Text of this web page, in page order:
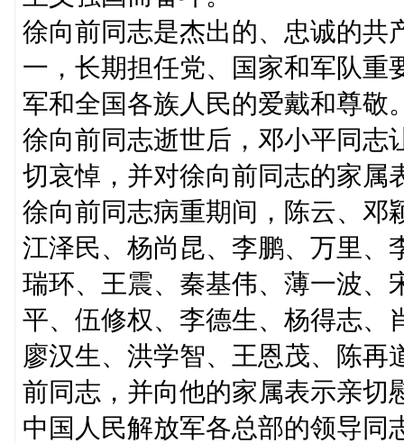
徐向前同志是杰出的、忠诚的共
一，长期担任党、国家和军队重
军和全国各族人民的爱戴和尊敬
徐向前同志逝世后，邓小平同志
切哀悼，并对徐向前同志的家属
徐向前同志病重期间，陈云、邓
江泽民、杨尚昆、李鹏、万里、
瑞环、王震、秦基伟、薄一波、
平、伍修权、李德生、杨得志、
廖汉生、洪学智、王恩茂、陈再
前同志，并向他的家属表示亲切
中国人民解放军各总部的领导同